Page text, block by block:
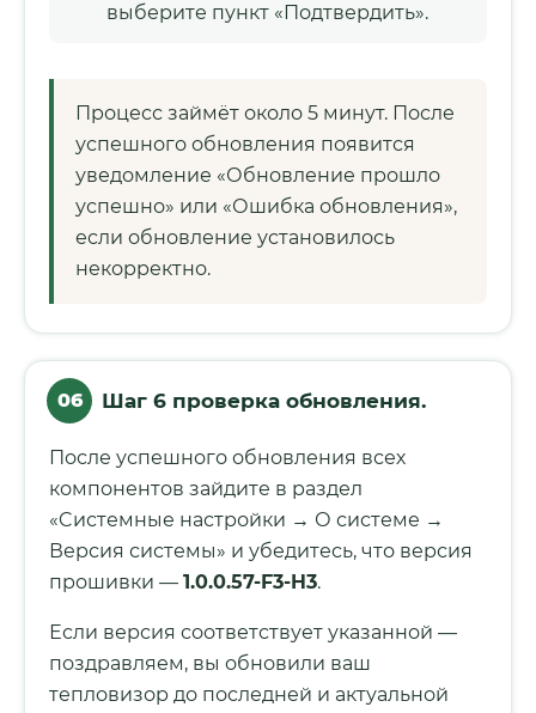
выберите пункт «Подтвердить».
Процесс займёт около 5 минут. После
успешного обновления появится
уведомление «Обновление прошло
успешно» или «Ошибка обновления»,
если обновление установилось
некорректно.
06 Шаг 6 проверка обновления.
После успешного обновления всех
компонентов зайдите в раздел
«Cистемные настройки → О системе →
Версия системы» и убедитесь, что версия
прошивки — 1.0.0.57-F3-H3.
Если версия соответствует указанной —
поздравляем, вы обновили ваш
тепловизор до последней и актуальной